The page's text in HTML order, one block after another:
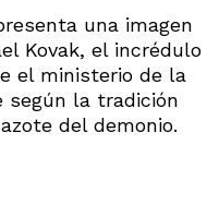
una imagen
Kovak, el incrédulo
el ministerio de la
según la tradición
del demonio.